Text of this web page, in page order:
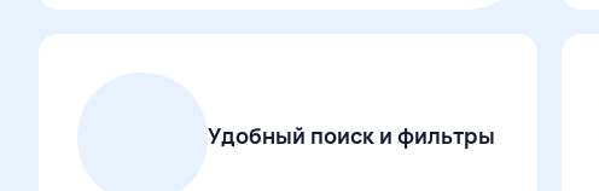
Удобный поиск и фильтры